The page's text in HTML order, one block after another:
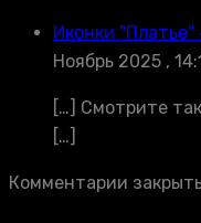
Иконки
Ноябрь 2025 ,
[…] Смотрите
[…]
Комментарии